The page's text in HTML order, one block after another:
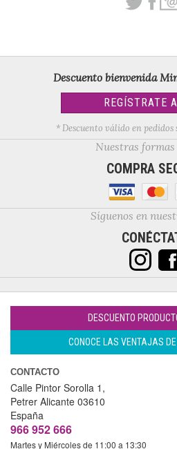
Descuento bienvenida
REGÍSTRATE
* Descuento válido en
Nuestras formas
COMPRA
Síguenos en
DESCUENTO
CONOCE LAS VENTAJAS
CONTACTO
Calle Pintor Sorolla 1,
Petrer Alicante 03610
España
966 952 666
Martes y Miércoles de 11:00 a 13:30